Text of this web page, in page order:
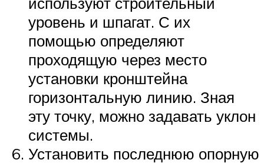
уровень и шпагат. С их
помощью определяют
проходящую через место
установки кронштейна
горизонтальную линию. Зная
эту точку, можно задавать уклон
системы.
Установить последнюю опорную